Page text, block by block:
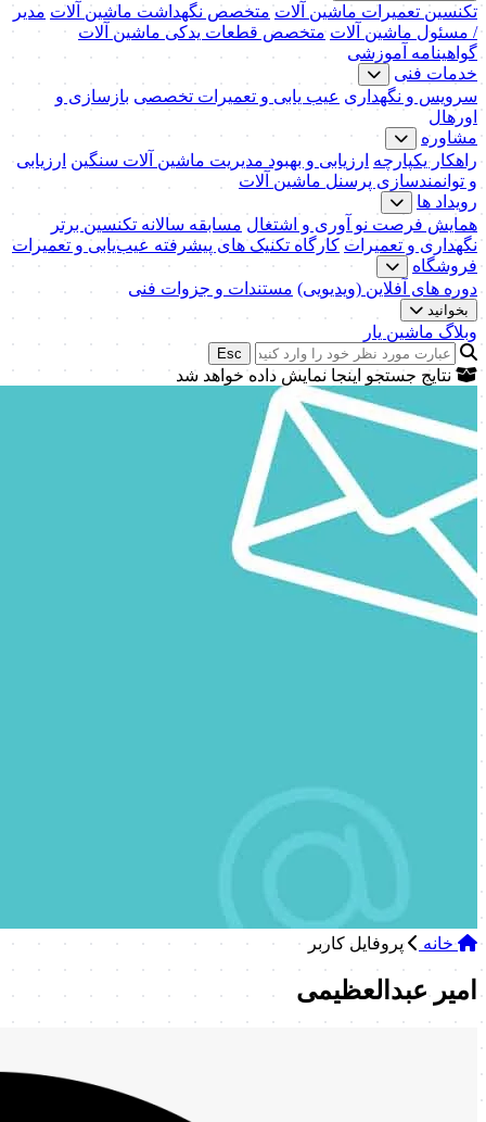
تکنسین تعمیرات ماشین آلات متخصص نگهداشت ماشین آلات مدیر
/ مسئول ماشین آلات متخصص قطعات یدکی ماشین آلات
گواهینامه آموزشی
خدمات فنی
سرویس و نگهداری عیب یابی و تعمیرات تخصصی بازسازی و
اورهال
مشاوره
راهکار یکپارچه ارزیابی و بهبود مدیریت ماشین آلات سنگین ارزیابی
و توانمندسازی پرسنل ماشین آلات
رویداد ها
همایش فرصت نو آوری و اشتغال مسابقه سالانه تکنسین برتر
نگهداری و تعمیرات کارگاه تکنیک‌ های پیشرفته عیب‌یابی و تعمیرات
فروشگاه
دوره های آفلاین (ویدیویی) مستندات و جزوات فنی
بخوانید
وبلاگ ماشین یار
Esc
نتایج جستجو اینجا نمایش داده خواهد شد
خانه ‌پروفایل کاربر
امیر عبدالعظیمی